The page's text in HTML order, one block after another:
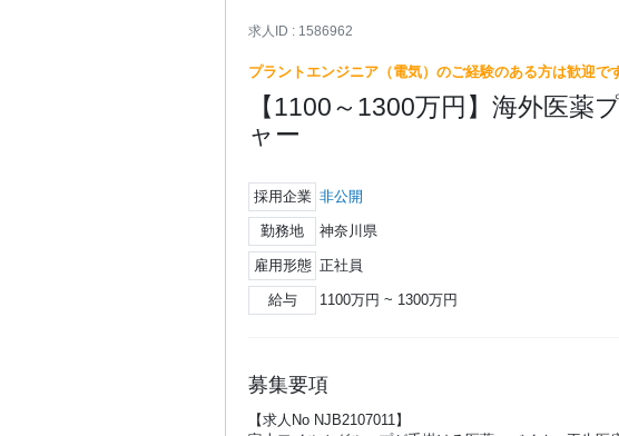
求人ID : 1586962
プラントエンジニア（電気）のご経験のある方は歓迎で
【1100～1300万円】海外医
ャー
採用企業 非公開
勤務地 神奈川県
雇用形態 正社員
給与 1100万円 ~ 1300万円
募集要項
【求人No NJB2107011】